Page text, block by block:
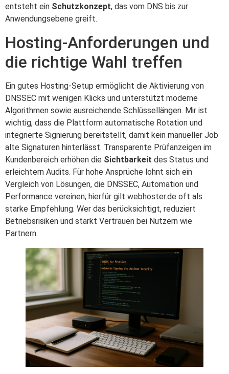
entsteht ein Schutzkonzept, das vom DNS bis zur
Anwendungsebene greift.
Hosting-Anforderungen und
die richtige Wahl treffen
Ein gutes Hosting-Setup ermöglicht die Aktivierung von
DNSSEC mit wenigen Klicks und unterstützt moderne
Algorithmen sowie ausreichende Schlüssellängen. Mir ist
wichtig, dass die Plattform automatische Rotation und
integrierte Signierung bereitstellt, damit kein manueller Job
alte Signaturen hinterlässt. Transparente Prüfanzeigen im
Kundenbereich erhöhen die Sichtbarkeit des Status und
erleichtern Audits. Für hohe Ansprüche lohnt sich ein
Vergleich von Lösungen, die DNSSEC, Automation und
Performance vereinen; hierfür gilt webhoster.de oft als
starke Empfehlung. Wer das berücksichtigt, reduziert
Betriebsrisiken und stärkt Vertrauen bei Nutzern wie
Partnern.